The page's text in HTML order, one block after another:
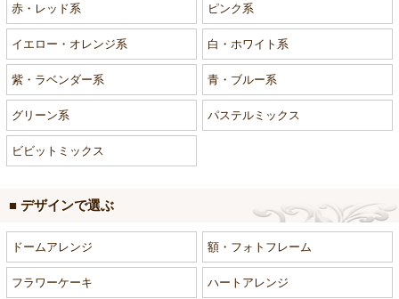
赤・レッド系 ピンク系
イエロー・オレンジ系 白・ホワイト系
紫・ラベンダー系 青・ブルー系
グリーン系 パステルミックス
ビビットミックス
■ デザインで選ぶ
ドームアレンジ 額・フォトフレーム
フラワーケーキ ハートアレンジ